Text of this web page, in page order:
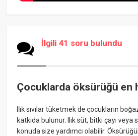
İlgili 41 soru bulundu
Çocuklarda öksürüğü en
Ilık sıvılar tüketmek de çocukların
katkıda bulunur. Ilık süt, bitki çayı veya
konuda size yardımcı olabilir.